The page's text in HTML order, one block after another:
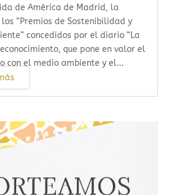
de América de Madrid, la
“Premios de Sostenibilidad y
concedidos por el diario “La
que pone en valor el
con el medio ambiente y el...